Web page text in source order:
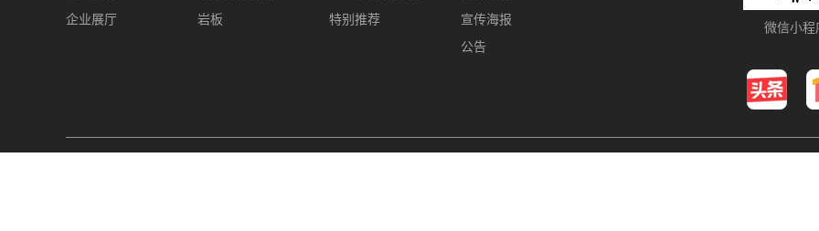
企业展厅
岩板
特别推荐
宣传海报
公告
微信小程